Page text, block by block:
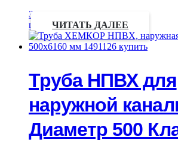
Запрос
цены
ЧИТАТЬ ДАЛЕЕ
Труба НПВХ для
наружной
Диаметр 500